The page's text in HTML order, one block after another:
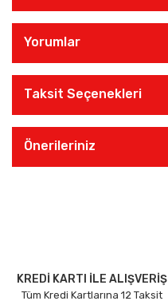
Yorumlar
Taksit Seçenekleri
Önerileriniz
KREDİ KARTI İLE ALIŞVERİŞ
Tüm Kredi Kartlarına 12 Taksit